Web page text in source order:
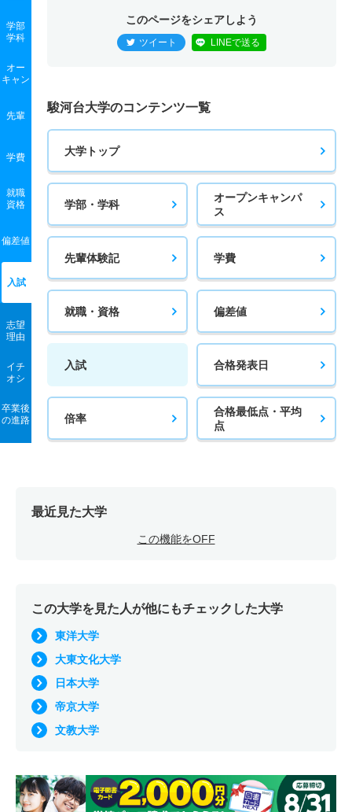
学部
学科
オー
キャン
先輩
学費
就職
資格
偏差値
入試
志望
理由
イチ
オシ
卒業後
の進路
このページをシェアしよう
ツイート LINEで送る
駿河台大学のコンテンツ一覧
大学トップ
学部・学科
オープンキャンパ
ス
先輩体験記 学費
就職・資格 偏差値
入試 合格発表日
倍率
合格最低点・平均
点
最近見た大学
この機能をOFF
この大学を見た人が他にもチェックした大学
東洋大学
大東文化大学
日本大学
帝京大学
文教大学